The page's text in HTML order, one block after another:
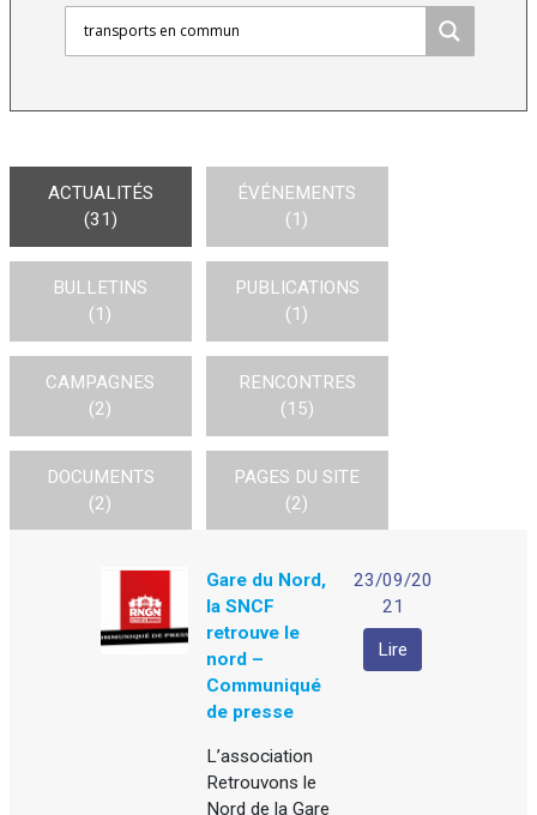
ACTUALITÉS
(31)
ÉVÉNEMENTS
(1)
BULLETINS
(1)
PUBLICATIONS
(1)
CAMPAGNES
(2)
RENCONTRES
(15)
DOCUMENTS
(2)
PAGES DU SITE
(2)
Gare du Nord,
la SNCF
retrouve le
nord –
Communiqué
de presse
L’association
Retrouvons le
Nord de la Gare
23/09/20
21
Lire